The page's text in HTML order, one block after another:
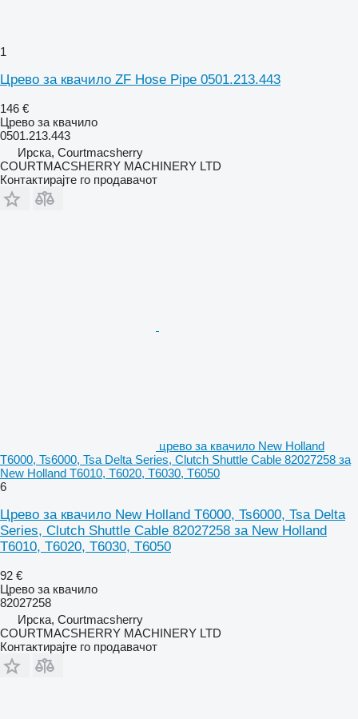
1
Црево за квачило ZF Hose Pipe 0501.213.443
146 €
Црево за квачило
0501.213.443
Ирска, Courtmacsherry
COURTMACSHERRY MACHINERY LTD
Контактирајте го продавачот
црево за квачило New Holland
T6000, Ts6000, Tsa Delta Series, Clutch Shuttle Cable 82027258 за
New Holland T6010, T6020, T6030, T6050
6
Црево за квачило New Holland T6000, Ts6000, Tsa Delta
Series, Clutch Shuttle Cable 82027258 за New Holland
T6010, T6020, T6030, T6050
92 €
Црево за квачило
82027258
Ирска, Courtmacsherry
COURTMACSHERRY MACHINERY LTD
Контактирајте го продавачот